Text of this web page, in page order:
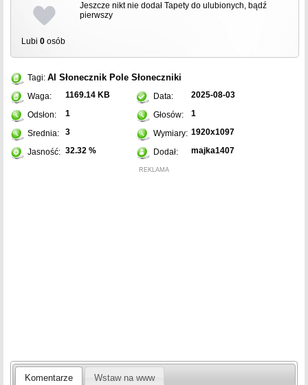
Lubi 0 osób
Jeszcze nikt nie dodał Tapety do ulubionych, bądź
pierwszy
Tagi: AI Słonecznik Pole Słoneczniki
Waga: 1169.14 KB Data: 2025-08-03
Odsłon: 1 Głosów: 1
Srednia: 3 Wymiary: 1920x1097
Jasność: 32.32 % Dodał: majka1407
REKLAMA
Komentarze Wstaw na www